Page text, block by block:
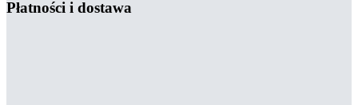
Płatności i dostawa